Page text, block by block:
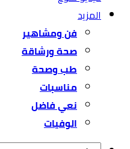
المزيد
فن ومشاهير
صحة ورشاقة
طب وصحة
مناسبات
نعي فاضل
الوفيات